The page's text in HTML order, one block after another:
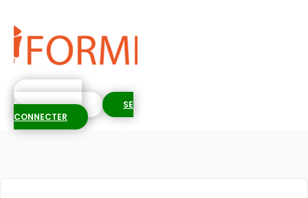
S'INSCRIRE
GRATUITEMENT
SE
CONNECTER